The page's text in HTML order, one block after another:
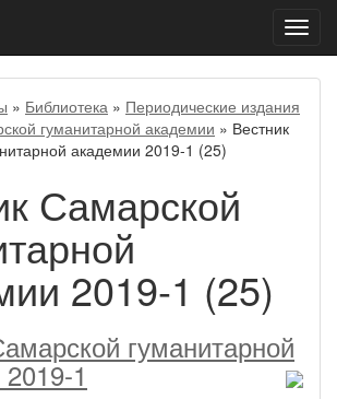
меню
» Библиотека » Периодические издания
гуманитарной академии » Вестник
академии 2019-1 (25)
Самарской
2019-1 (25)
гуманитарной
1